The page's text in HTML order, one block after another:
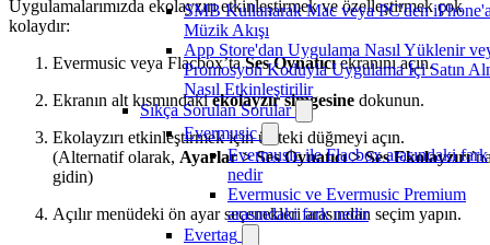
SMB Kullanarak Mac veya PC'den
Müzik Akışı
App Store'dan Uygulama Nasıl Yüklenir
Promosyon Koduyla Uygulama İçi Satın
Nasıl Etkinleştirilir
Sıkça Sorulan Sorular
Evermusic
Evermusic ile Flacbox arasındaki fark
nedir
Evermusic ve Evermusic Premium
arasındaki fark nedir
Evertag
Uygulamalarımızda ekolayzırı etkinleştirmek ve özelleştirmek çok
kolaydır:
Evermusic veya Flacbox’taSes Oynatıcıekranını açın.
Ekranın alt kısmındakiekolayzır simgesine dokunun.
Ekolayzırı etkinleştirmek için üstteki düğmeyi açın.
(Alternatif olarak, Ayarlar > Ses Oynatıcı > Ses Ekolayzırı
gidin)
Açılır menüdeki ön ayar seçenekleri arasından seçim yapın.